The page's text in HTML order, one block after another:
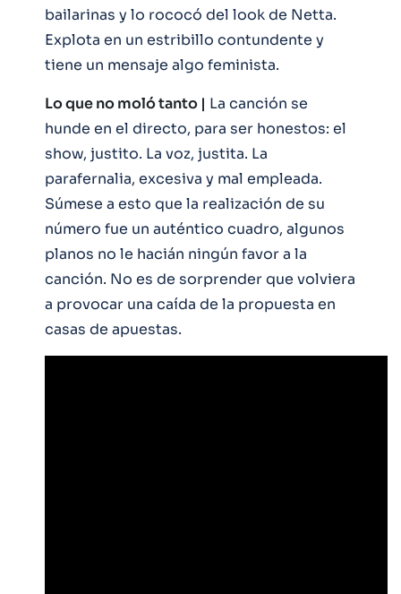
bailarinas y lo rococó del look de Netta.
Explota en un estribillo contundente y
tiene un mensaje algo feminista.
Lo que no moló tanto | La canción se
hunde en el directo, para ser honestos: el
show, justito. La voz, justita. La
parafernalia, excesiva y mal empleada.
Súmese a esto que la realización de su
número fue un auténtico cuadro, algunos
planos no le hacián ningún favor a la
canción. No es de sorprender que volviera
a provocar una caída de la propuesta en
casas de apuestas.